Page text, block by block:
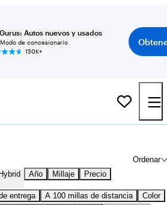
Autos nuevos y usados
de concesionario
150K+
Ordenar
Año Millaje Precio
entrega A 100 millas de distancia
Color